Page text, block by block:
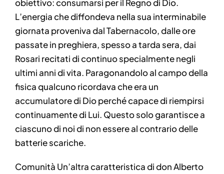
obiettivo: consumarsi per il Regno di Dio.
L’energia che diffondeva nella sua interminabile
giornata proveniva dal Tabernacolo, dalle ore
passate in preghiera, spesso a tarda sera, dai
Rosari recitati di continuo specialmente negli
ultimi anni di vita. Paragonandolo al campo della
fisica qualcuno ricordava che era un
accumulatore di Dio perché capace di riempirsi
continuamente di Lui. Questo solo garantisce a
ciascuno di noi di non essere al contrario delle
batterie scariche.
Comunità Un’altra caratteristica di don Alberto